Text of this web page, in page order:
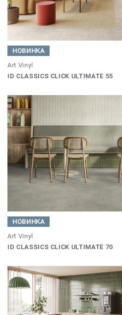
НОВИНКА
Art Vinyl
ID CLASSICS CLICK ULTIMATE 55
НОВИНКА
Art Vinyl
ID CLASSICS CLICK ULTIMATE 70